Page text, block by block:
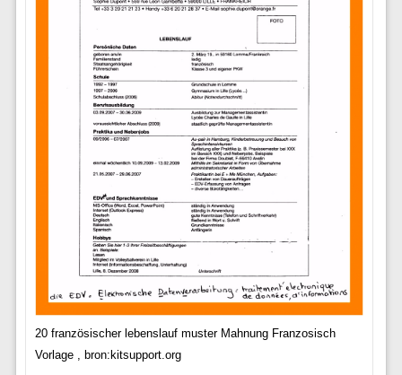
20 französischer lebenslauf muster Mahnung Franzosisch
Vorlage , bron:kitsupport.org